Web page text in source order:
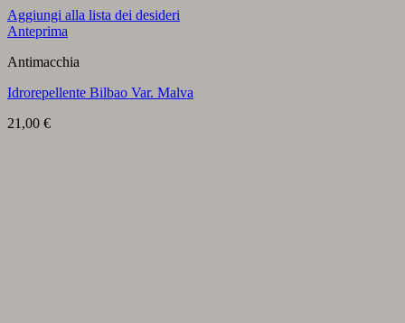
Aggiungi alla lista dei desideri
Anteprima
Antimacchia
Idrorepellente Bilbao Var. Malva
21,00 €